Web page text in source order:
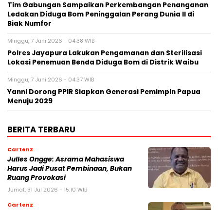
Tim Gabungan Sampaikan Perkembangan Penanganan
Ledakan Diduga Bom Peninggalan Perang Dunia II di
Biak Numfor
Minggu, 7 Juni 2026 - 04:38 WIB
Polres Jayapura Lakukan Pengamanan dan Sterilisasi
Lokasi Penemuan Benda Diduga Bom di Distrik Waibu
Minggu, 7 Juni 2026 - 04:37 WIB
Yanni Dorong PPIR Siapkan Generasi Pemimpin Papua
Menuju 2029
BERITA TERBARU
Cartenz
Julles Ongge: Asrama Mahasiswa
Harus Jadi Pusat Pembinaan, Bukan
Ruang Provokasi
Jumat, 31 Jul 2026 - 15:10 WIB
Cartenz